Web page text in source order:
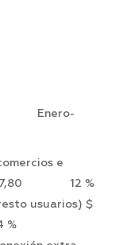
Enero-
e
12 %
usuarios) $